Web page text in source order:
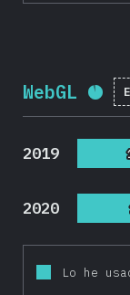
WebGL
2019
2020
Lo he